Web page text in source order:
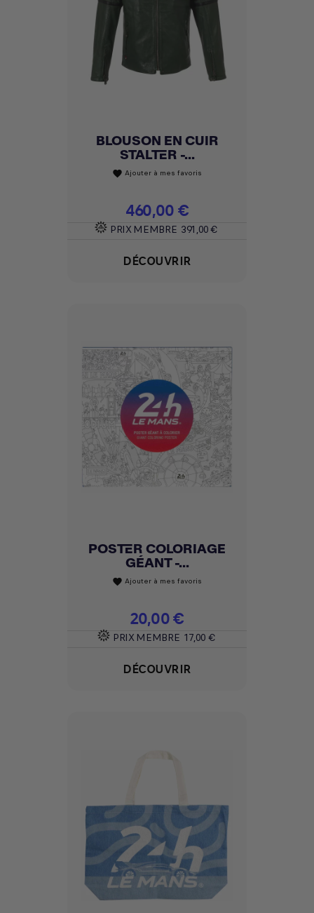
BLOUSON EN CUIR
STALTER -...
favorite Ajouter à mes favoris
Prix
460,00 €
PRIX MEMBRE 391,00 €
DÉCOUVRIR
POSTER COLORIAGE
GÉANT -...
favorite Ajouter à mes favoris
Prix
20,00 €
PRIX MEMBRE 17,00 €
DÉCOUVRIR